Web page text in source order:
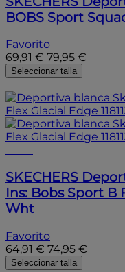
BOBS Sport
Favorito
69,91 € 79,95 €
Seleccionar talla
SKECHERS
Ins: Bobs Sport B
Wht
Favorito
64,91 € 74,95 €
Seleccionar talla